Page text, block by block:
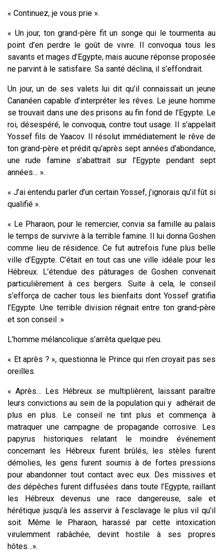
« Continuez, je vous prie ».
« Un jour, ton grand-père fit un songe qui le tourmenta au
point d’en perdre le goût de vivre. Il convoqua tous les
savants et mages d’Egypte, mais aucune réponse proposée
ne parvint à le satisfaire. Sa santé déclina, il s’effondrait.
Un jour, un de ses valets lui dit qu’il connaissait un jeune
Cananéen capable d’interpréter les rêves. Le jeune homme
se trouvait dans une des prisons au fin fond de l’Egypte. Le
roi, désespéré, le convoqua, contre tout usage. Il s’appelait
Yossef fils de Yaacov. Il résolut immédiatement le rêve de
ton grand-père et prédit qu’après sept années d’abondance,
une rude famine s’abattrait sur l’Egypte pendant sept
années… ».
« J’ai entendu parler d’un certain Yossef, j’ignorais qu’il fût si
qualifié ».
« Le Pharaon, pour le remercier, convia sa famille au palais
le temps de survivre à la terrible famine. Il lui donna Goshen
comme lieu de résidence. Ce fut autrefois l’une plus belle
ville d’Egypte. C’était en tout cas une ville idéale pour les
Hébreux. L’étendue des pâturages de Goshen convenait
particulièrement à ces bergers. Suite à cela, le conseil
s’efforça de cacher tous les bienfaits dont Yossef gratifia
l’Egypte. Une terrible division régnait entre ton grand-père
et son conseil .»
L’homme mélancolique s’arrêta quelque peu.
« Et après ? », questionna le Prince qui n’en croyait pas ses
oreilles.
« Après… Les Hébreux se multiplièrent, laissant paraître
leurs convictions au sein de la population qui y adhérait de
plus en plus. Le conseil ne tint plus et commença à
matraquer une campagne de propagande corrosive. Les
papyrus historiques relatant le moindre événement
concernant les Hébreux furent brûlés, les stèles furent
démolies, les gens furent soumis à de fortes pressions
pour abandonner tout contact avec eux. Des missives et
des dépêches furent diffusées dans toute l’Egypte, raillant
les Hébreux devenus une race dangereuse, sale et
hérétique jusqu’à les asservir à l’esclavage le plus vil qu’il
soit. Même le Pharaon, harassé par cette intoxication
virulemment rabâchée, devint hostile à ses propres
hôtes…».